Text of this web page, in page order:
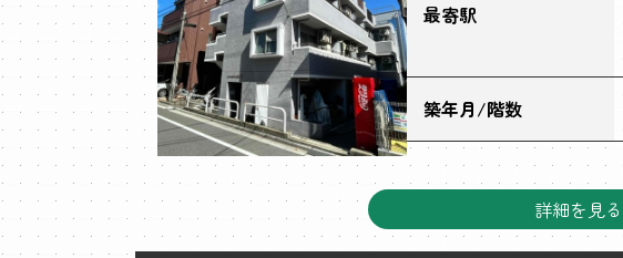
最寄駅
築年月/階数
詳細を見る